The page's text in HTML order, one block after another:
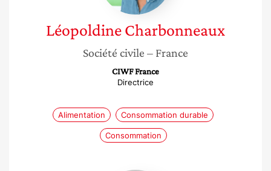
LéopoldineCharbonneaux
Société civile – France
CIWF France
Directrice
Alimentation Consommation durable
Consommation